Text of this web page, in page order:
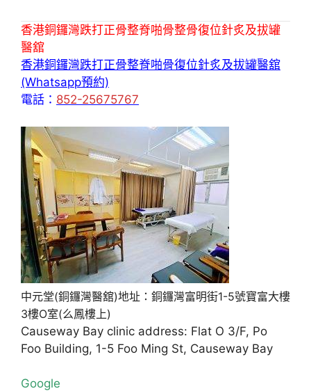
香港銅鑼灣跌打正骨整脊啪骨整骨復位針炙及拔罐
醫舘
香港銅鑼灣跌打正骨整脊啪骨復位針炙及拔罐醫舘
(Whatsapp預約)
電話： 852-25675767
中元堂(銅鑼灣醫舘)地址：銅鑼灣富明街1-5號寶富大樓
3樓O室(么鳳樓上)
Causeway Bay clinic address: Flat O 3/F, Po
Foo Building, 1-5 Foo Ming St, Causeway Bay
Google